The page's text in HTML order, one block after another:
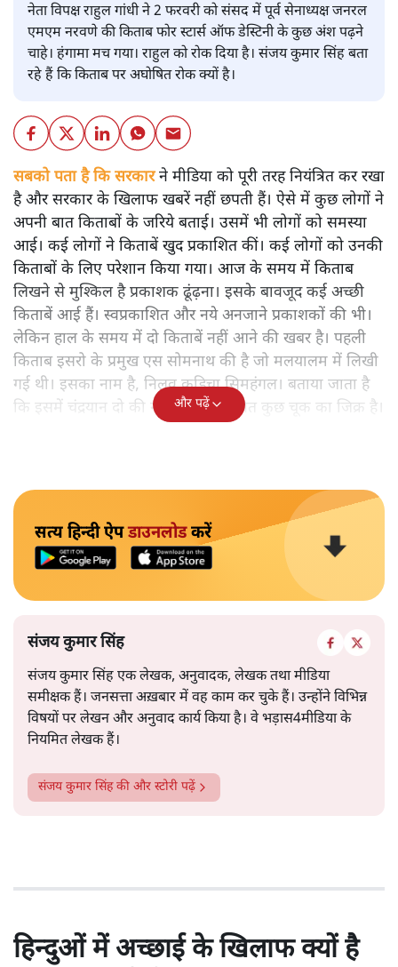
नेता विपक्ष राहुल गांधी ने 2 फरवरी को संसद में पूर्व सेनाध्यक्ष जनरल
एमएम नरवणे की किताब फोर स्टार्स ऑफ डेस्टिनी के कुछ अंश पढ़ने
चाहे। हंगामा मच गया। राहुल को रोक दिया है। संजय कुमार सिंह बता
रहे हैं कि किताब पर अघोषित रोक क्यों है।
सबको पता है कि सरकारने मीडिया को पूरी तरह नियंत्रित कर रखा
है और सरकार के खिलाफ खबरें नहीं छपती हैं। ऐसे में कुछ लोगों ने
अपनी बात किताबों के जरिये बताई। उसमें भी लोगों को समस्या
आई। कई लोगों ने किताबें खुद प्रकाशित कीं। कई लोगों को उनकी
किताबों के लिए परेशान किया गया। आज के समय में किताब
लिखने से मुश्किल है प्रकाशक ढूंढ़ना। इसके बावजूद कई अच्छी
किताबें आई हैं। स्वप्रकाशित और नये अनजाने प्रकाशकों की भी।
लेकिन हाल के समय में दो किताबें नहीं आने की खबर है। पहली
किताब इसरो के प्रमुख एस सोमनाथ की है जो मलयालम में लिखी
गई थी। इसका नाम है, निलवु कुडिचा सिमहंगल। बताया जाता है
कि इसमें चंद्रयान दो की नाकामी से संबंधित कुछ चूक का जिक्र है।
और पढ़ें
सत्य हिन्दी ऐपडाउनलोडकरें
संजय कुमार सिंह
संजय कुमार सिंह एक लेखक, अनुवादक, लेखक तथा मीडिया
समीक्षक हैं। जनसत्ता अख़बार में वह काम कर चुके हैं। उन्होंने विभिन्न
विषयों पर लेखन और अनुवाद कार्य किया है। वे भड़ास4मीडिया के
नियमित लेखक हैं।
संजय कुमार सिंहकी और स्टोरी पढ़ें
हिन्दुओं में अच्छाई के खिलाफ क्यों है